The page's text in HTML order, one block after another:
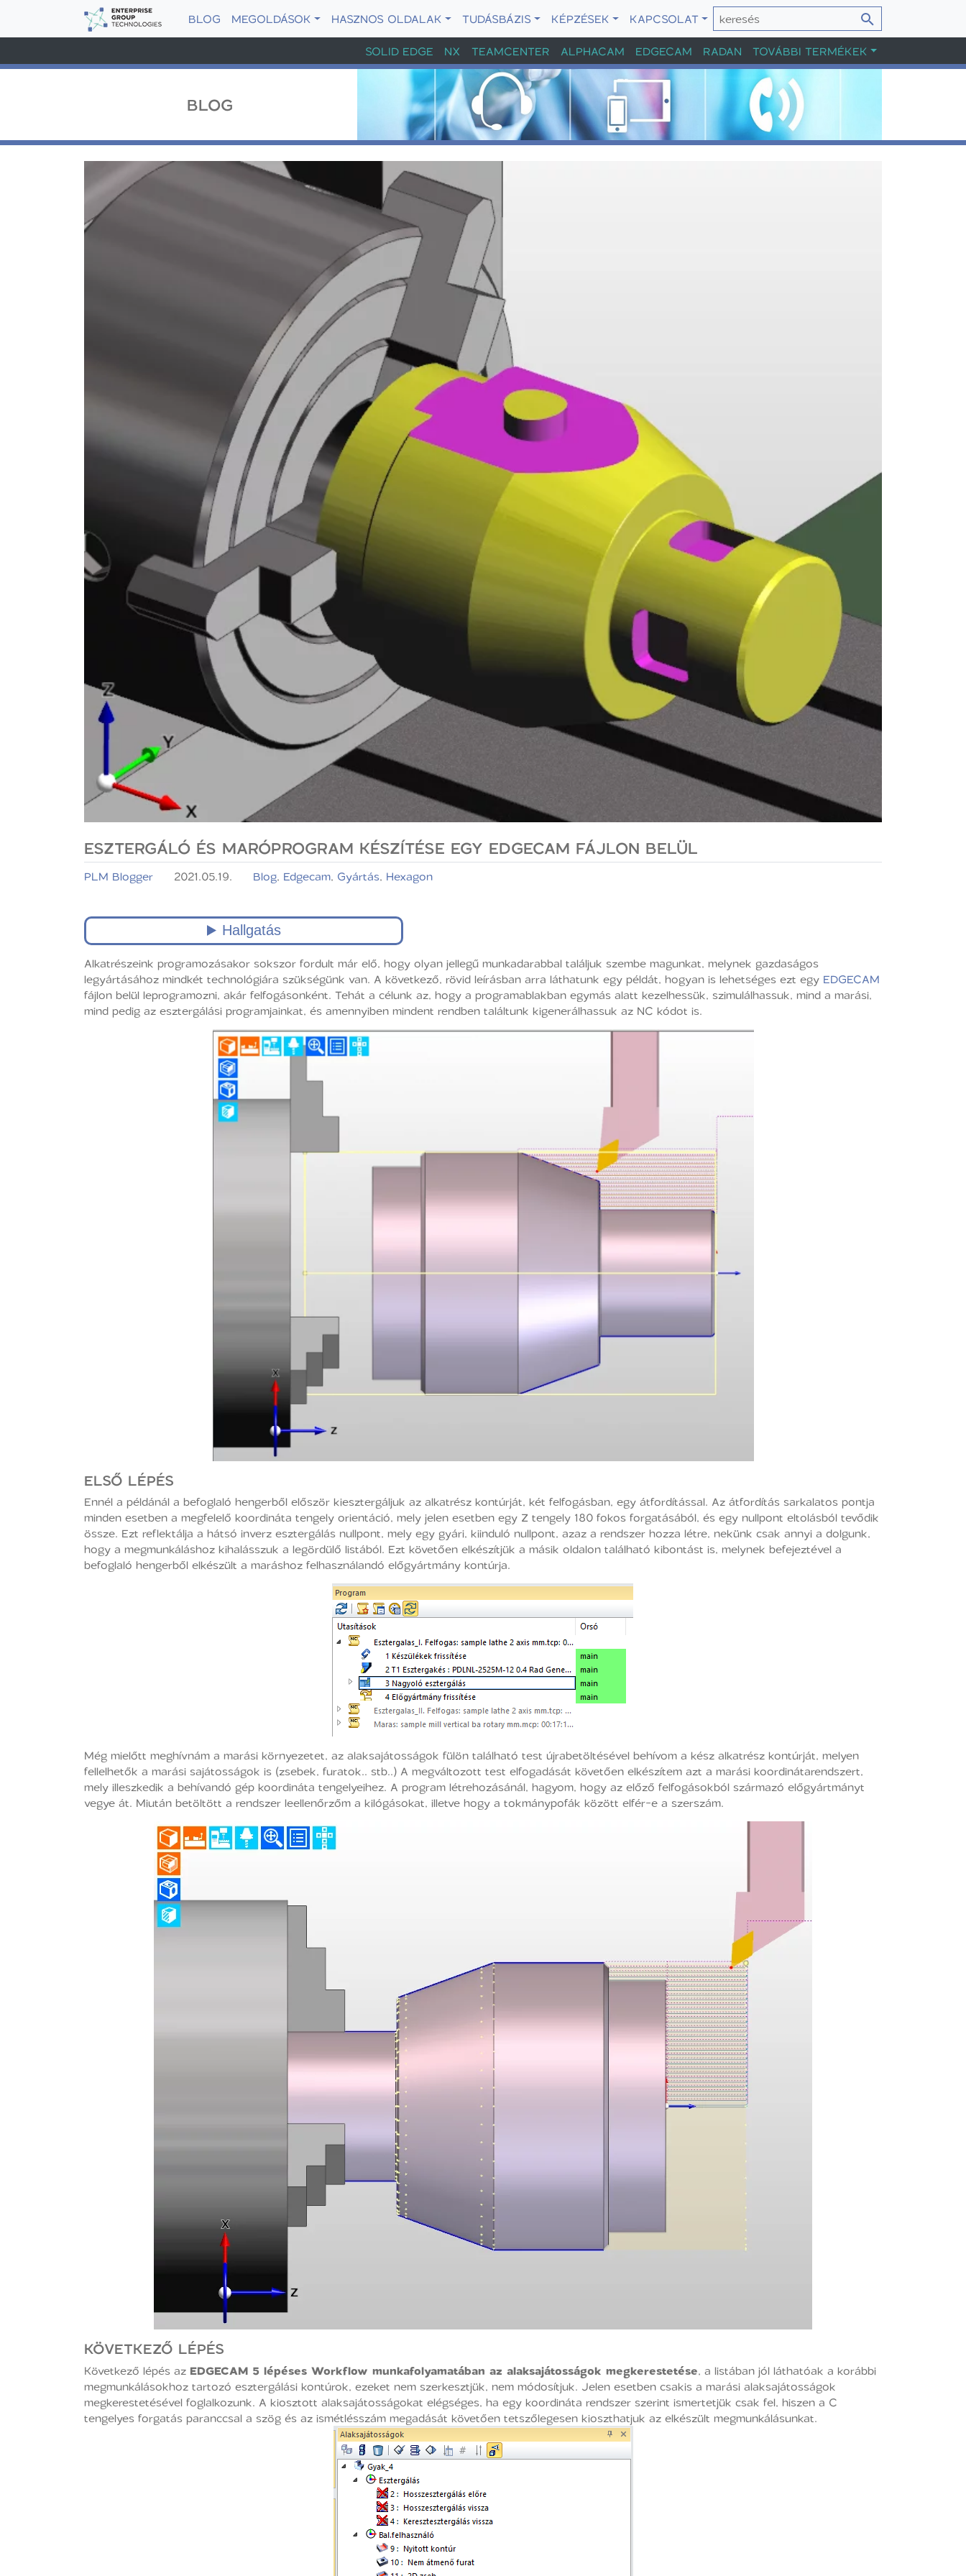
BLOG MEGOLDÁSOK HASZNOS OLDALAK TUDÁSBÁZIS KÉPZÉSEK
KAPCSOLAT
SOLID EDGE
NX TEAMCENTER ALPHACAM EDGECAM RADAN TOVÁBBI TERMÉKEK
BLOG
ESZTERGÁLÓ ÉS MARÓPROGRAM KÉSZÍTÉSE EGY EDGECAM FÁJLON BELÜL
PLM Blogger 2021.05.19. Blog, Edgecam, Gyártás, Hexagon
Alkatrészeink programozásakor sokszor fordult már elő, hogy olyan jellegű munkadarabbal találjuk szembe magunkat, melynek gazdaságos
legyártásához mindkét technológiára szükségünk van. A következő, rövid leírásban arra láthatunk egy példát, hogyan is lehetséges ezt egy EDGECAM
fájlon belül leprogramozni, akár felfogásonként. Tehát a célunk az, hogy a programablakban egymás alatt kezelhessük, szimulálhassuk, mind a marási,
mind pedig az esztergálási programjainkat, és amennyiben mindent rendben találtunk kigenerálhassuk az NC kódot is.
ELSŐ LÉPÉS
Ennél a példánál a befoglaló hengerből először kiesztergáljuk az alkatrész kontúrját, két felfogásban, egy átfordítással. Az átfordítás sarkalatos pontja
minden esetben a megfelelő koordináta tengely orientáció, mely jelen esetben egy Z tengely 180 fokos forgatásából, és egy nullpont eltolásból tevődik
össze. Ezt reflektálja a hátsó inverz esztergálás nullpont, mely egy gyári, kiinduló nullpont, azaz a rendszer hozza létre, nekünk csak annyi a dolgunk,
hogy a megmunkáláshoz kihalásszuk a legördülő listából. Ezt követően elkészítjük a másik oldalon található kibontást is, melynek befejeztével a
befoglaló hengerből elkészült a maráshoz felhasználandó előgyártmány kontúrja.
Még mielőtt meghívnám a marási környezetet, az alaksajátosságok fülön található test újrabetöltésével behívom a kész alkatrész kontúrját, melyen
fellelhetők a marási sajátosságok is (zsebek, furatok.. stb..) A megváltozott test elfogadását követően elkészítem azt a marási koordinátarendszert,
mely illeszkedik a behívandó gép koordináta tengelyeihez. A program létrehozásánál, hagyom, hogy az előző felfogásokból származó előgyártmányt
vegye át. Miután betöltött a rendszer leellenőrzőm a kilógásokat, illetve hogy a tokmánypofák között elfér-e a szerszám.
KÖVETKEZŐ LÉPÉS
Következő lépés az EDGECAM 5 lépéses Workflow munkafolyamatában az alaksajátosságok megkerestetése, a listában jól láthatóak a korábbi
megmunkálásokhoz tartozó esztergálási kontúrok, ezeket nem szerkesztjük, nem módosítjuk. Jelen esetben csakis a marási alaksajátosságok
megkerestetésével foglalkozunk. A kiosztott alaksajátosságokat elégséges, ha egy koordináta rendszer szerint ismertetjük csak fel, hiszen a C
tengelyes forgatás paranccsal a szög és az ismétlésszám megadását követően tetszőlegesen kioszthatjuk az elkészült megmunkálásunkat.